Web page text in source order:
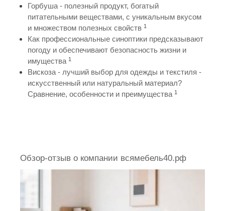
Горбуша - полезный продукт, богатый
питательными веществами, с уникальным вкусом
и множеством полезных свойств 1
Как профессиональные синоптики предсказывают
погоду и обеспечивают безопасность жизни и
имущества 1
Вискоза - лучший выбор для одежды и текстиля -
искусственный или натуральный материал?
Сравнение, особенности и преимущества 1
Обзор-отзыв о компании всямебель40.рф